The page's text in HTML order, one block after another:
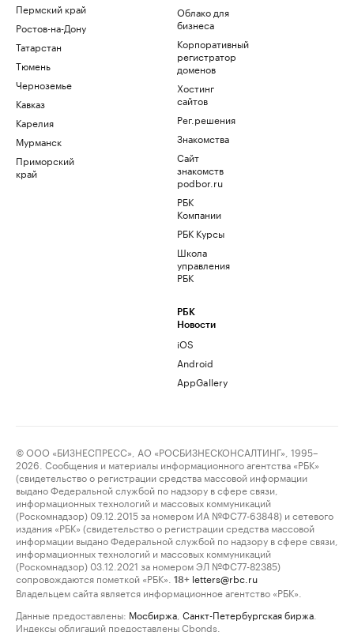
Пермский край
Ростов-на-Дону
Татарстан
Тюмень
Черноземье
Кавказ
Карелия
Мурманск
Приморский
край
Облако для
бизнеса
Корпоративный
регистратор
доменов
Хостинг
сайтов
Рег.решения
Знакомства
Сайт
знакомств
podbor.ru
РБК
Компании
РБК Курсы
Школа
управления
РБК
РБК
Новости
iOS
Android
AppGallery
© ООО «БИЗНЕСПРЕСС», АО «РОСБИЗНЕСКОНСАЛТИНГ», 1995–
2026. Сообщения и материалы информационного агентства «РБК»
(свидетельство о регистрации средства массовой информации
выдано Федеральной службой по надзору в сфере связи,
информационных технологий и массовых коммуникаций
(Роскомнадзор) 09.12.2015 за номером ИА №ФС77-63848) и сетевого
издания «РБК» (свидетельство о регистрации средства массовой
информации выдано Федеральной службой по надзору в сфере связи,
информационных технологий и массовых коммуникаций
(Роскомнадзор) 03.12.2021 за номером ЭЛ №ФС77-82385)
сопровождаются пометкой «РБК».
18+ letters@rbc.ru
Владельцем сайта является информационное агентство «РБК».
Данные предоставлены: Мосбиржа Санкт-Петербургская биржа
Индексы облигаций предоставлены Cbonds.